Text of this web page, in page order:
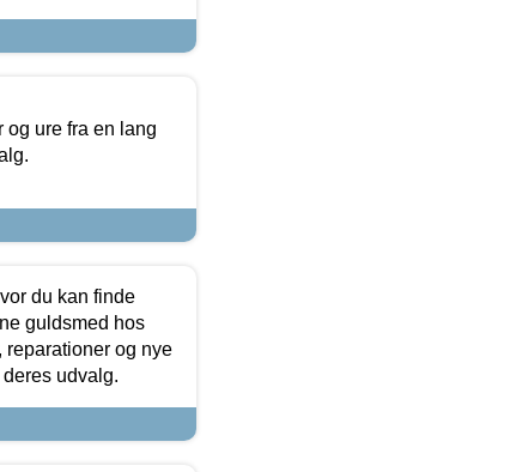
ure fra en lang
du kan finde
guldsmed hos
og nye
udvalg.